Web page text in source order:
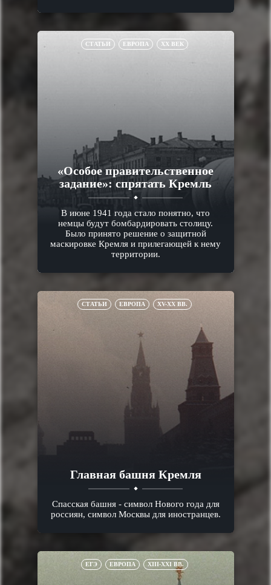
СТАТЬИ ЕВРОПА XX ВЕК
«Особое правительственное
задание»: спрятать Кремль
В июне 1941 года стало понятно, что
немцы будут бомбардировать столицу.
Было принято решение о защитной
маскировке Кремля и прилегающей к нему
территории.
СТАТЬИ ЕВРОПА XV-XX ВВ.
Главная башня Кремля
Спасская башня - символ Нового года для
россиян, символ Москвы для иностранцев.
ЕГЭ ЕВРОПА XIII-XXI ВВ.